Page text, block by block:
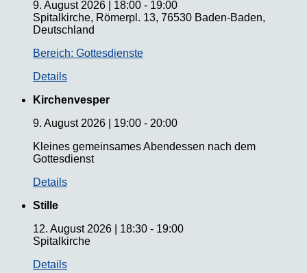
9. August 2026
18:00 - 19:00
Spitalkirche, Römerpl. 13, 76530 Baden-Baden,
Deutschland
Bereich: Gottesdienste
Details
Kirchenvesper
9. August 2026
19:00 - 20:00
Kleines gemeinsames Abendessen nach dem
Gottesdienst
Details
Stille
12. August 2026
18:30 - 19:00
Spitalkirche
Details